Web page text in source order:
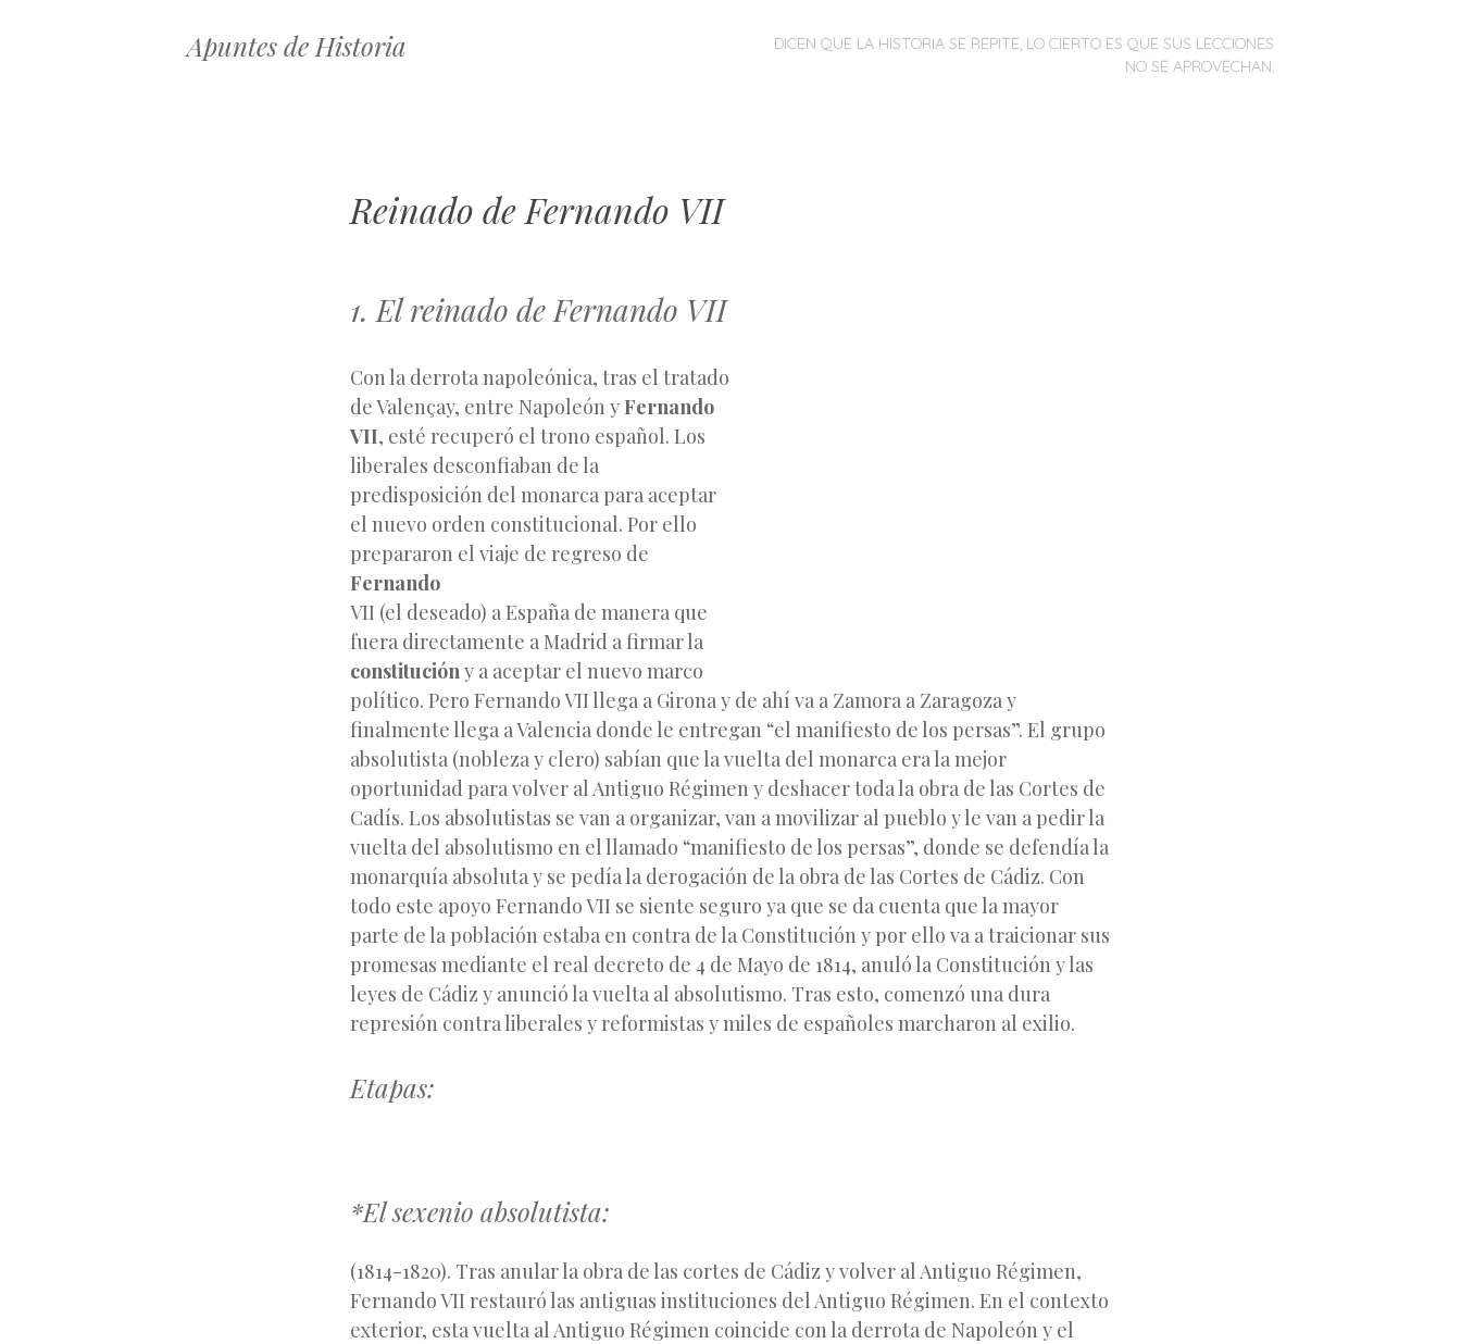
Apuntes de Historia MENÚ
SALTARDICEN QUE LA HISTORIA SE REPITE, LO CIERTO ES QUE SUS LECCIONES
NO SE APROVECHAN.
Reinado de Fernando VII
1. El reinado de Fernando VII
Con la derrota napoleónica, tras el tratado
de Valençay, entre Napoleón y Fernando
VII, esté recuperó el trono español. Los
liberales desconfiaban de la
predisposición del monarca para aceptar
el nuevo orden constitucional. Por ello
prepararon el viaje de regreso de
Fernando
VII (el deseado) a España de manera que
fuera directamente a Madrid a firmar la
constitucióny a aceptar el nuevo marco
político. Pero Fernando VII llega a Girona y de ahí va a Zamora a Zaragoza y
finalmente llega a Valencia donde le entregan “el manifiesto de los persas”. El grupo
absolutista (nobleza y clero) sabían que la vuelta del monarca era la mejor
oportunidad para volver al Antiguo Régimen y deshacer toda la obra de las Cortes de
Cadís. Los absolutistas se van a organizar, van a movilizar al pueblo y le van a pedir la
vuelta del absolutismo en el llamado “manifiesto de los persas”, donde se defendía la
monarquía absoluta y se pedía la derogación de la obra de las Cortes de Cádiz. Con
todo este apoyo Fernando VII se siente seguro ya que se da cuenta que la mayor
parte de la población estaba en contra de la Constitución y por ello va a traicionar sus
promesas mediante el real decreto de 4 de Mayo de 1814, anuló la Constitución y las
leyes de Cádiz y anunció la vuelta al absolutismo. Tras esto, comenzó una dura
represión contra liberales y reformistas y miles de españoles marcharon al exilio.
Etapas:
*El sexenio absolutista:
(1814-1820). Tras anular la obra de las cortes de Cádiz y volver al Antiguo Régimen,
Fernando VII restauró las antiguas instituciones del Antiguo Régimen. En el contexto
exterior, esta vuelta al Antiguo Régimen coincide con la derrota de Napoleón y el